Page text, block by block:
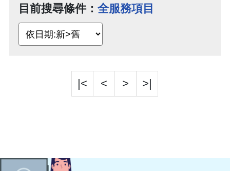
目前搜尋條件： 全服務項目
|< < > >|